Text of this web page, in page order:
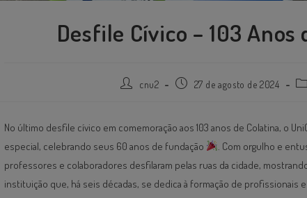
Desfile Cívico – 103 Anos
cnu2 27 de agosto de 2024
No último desfile cívico em comemoração aos 103 anos de Colatina, o
especial, celebrando seus 60 anos de fundação
. Com orgulho e
professores e colaboradores desfilaram pelas ruas da cidade,
instituição que, há seis décadas, se dedica à formação de profissionais